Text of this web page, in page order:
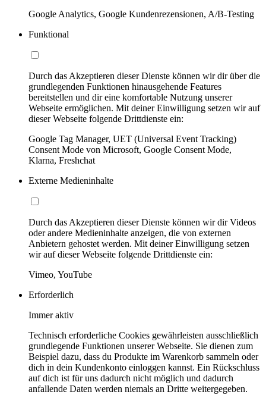
Google Analytics, Google Kundenrezensionen, A/B-Testing
Funktional
Durch das Akzeptieren dieser Dienste können wir dir über die
grundlegenden Funktionen hinausgehende Features
bereitstellen und dir eine komfortable Nutzung unserer
Webseite ermöglichen. Mit deiner Einwilligung setzen wir auf
dieser Webseite folgende Drittdienste ein:
Google Tag Manager, UET (Universal Event Tracking)
Consent Mode von Microsoft, Google Consent Mode,
Klarna, Freshchat
Externe Medieninhalte
Durch das Akzeptieren dieser Dienste können wir dir Videos
oder andere Medieninhalte anzeigen, die von externen
Anbietern gehostet werden. Mit deiner Einwilligung setzen
wir auf dieser Webseite folgende Drittdienste ein:
Vimeo, YouTube
Erforderlich
Immer aktiv
Technisch erforderliche Cookies gewährleisten ausschließlich
grundlegende Funktionen unserer Webseite. Sie dienen zum
Beispiel dazu, dass du Produkte im Warenkorb sammeln oder
dich in dein Kundenkonto einloggen kannst. Ein Rückschluss
auf dich ist für uns dadurch nicht möglich und dadurch
anfallende Daten werden niemals an Dritte weitergegeben.